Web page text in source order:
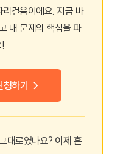
걸음이에요. 지금 바
내 문제의 핵심을 파
청하기 →
대로였나요? 이제 혼